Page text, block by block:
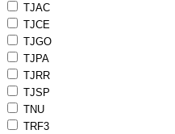
TJAC
TJCE
TJGO
TJPA
TJRR
TJSP
TNU
TRF3